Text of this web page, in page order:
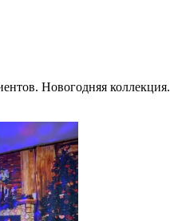
Новогодняя коллекция.